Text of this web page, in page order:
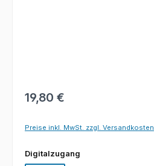
19,80 €
Preise inkl. MwSt. zzgl. Versandkosten
Digitalzugang